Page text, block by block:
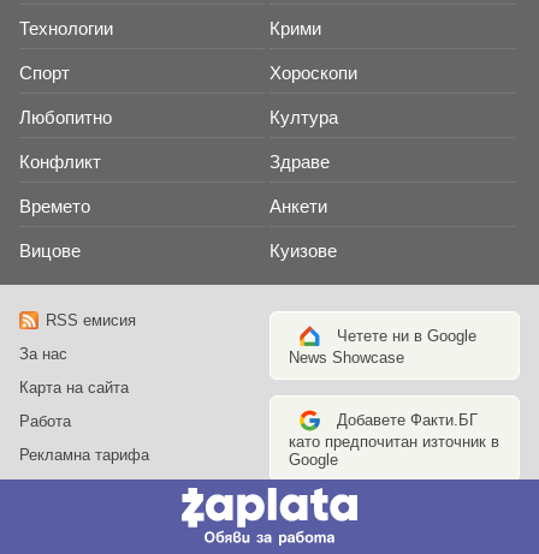
Технологии Крими
Спорт Хороскопи
Любопитно Култура
Конфликт Здраве
Времето Анкети
Вицове Куизове
RSS емисия
За нас
Карта на сайта
Работа
Рекламна тарифа
Четете ни в Google
News Showcase
Добавете Факти.БГ
като предпочитан източник в
Google
© Резон Медиа 1993-2026 -
София 1000, ул. Карнеги 11А